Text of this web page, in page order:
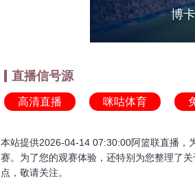
博
直播信号源
高清直播 咪咕体育
本站提供2026-04-14 07:30:00阿篮联直播，
赛。为了您的观赛体验，还特别为您整理了
点，敬请关注。